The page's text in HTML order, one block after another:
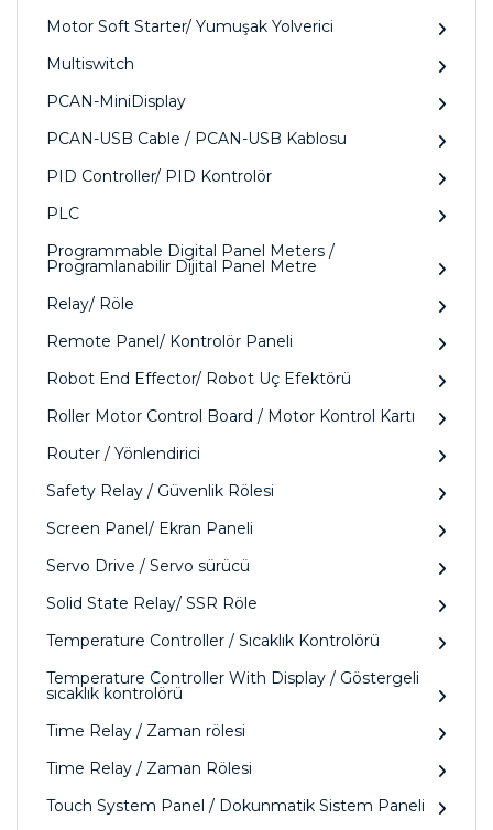
Motor Soft Starter/ Yumuşak Yolverici
Multiswitch
PCAN-MiniDisplay
PCAN-USB Cable / PCAN-USB Kablosu
PID Controller/ PID Kontrolör
PLC
Programmable Digital Panel Meters /
Programlanabilir Dijital Panel Metre
Relay/ Röle
Remote Panel/ Kontrolör Paneli
Robot End Effector/ Robot Uç Efektörü
Roller Motor Control Board / Motor Kontrol Kartı
Router / Yönlendirici
Safety Relay / Güvenlik Rölesi
Screen Panel/ Ekran Paneli
Servo Drive / Servo sürücü
Solid State Relay/ SSR Röle
Temperature Controller / Sıcaklık Kontrolörü
Temperature Controller With Display / Göstergeli
sıcaklık kontrolörü
Time Relay / Zaman rölesi
Time Relay / Zaman Rölesi
Touch System Panel / Dokunmatik Sistem Paneli